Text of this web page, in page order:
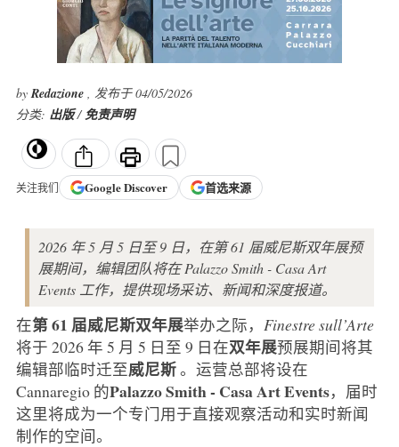
byRedazione , 发布于 04/05/2026
分类: 出版/免责声明
关注我们 GoogleDiscover 首选来源
2026 年 5 月 5 日至 9 日，在第 61 届威尼斯双年展预
展期间，编辑团队将在 Palazzo Smith - Casa Art
Events 工作，提供现场采访、新闻和深度报道。
在第 61 届威尼斯双年展举办之际， Finestre sull’Arte
将于 2026 年 5 月 5 日至 9 日在双年展预展期间将其
编辑部临时迁至威尼斯。运营总部将设在
Cannaregio 的Palazzo Smith - Casa Art Events，届时
这里将成为一个专门用于直接观察活动和实时新闻
制作的空间。